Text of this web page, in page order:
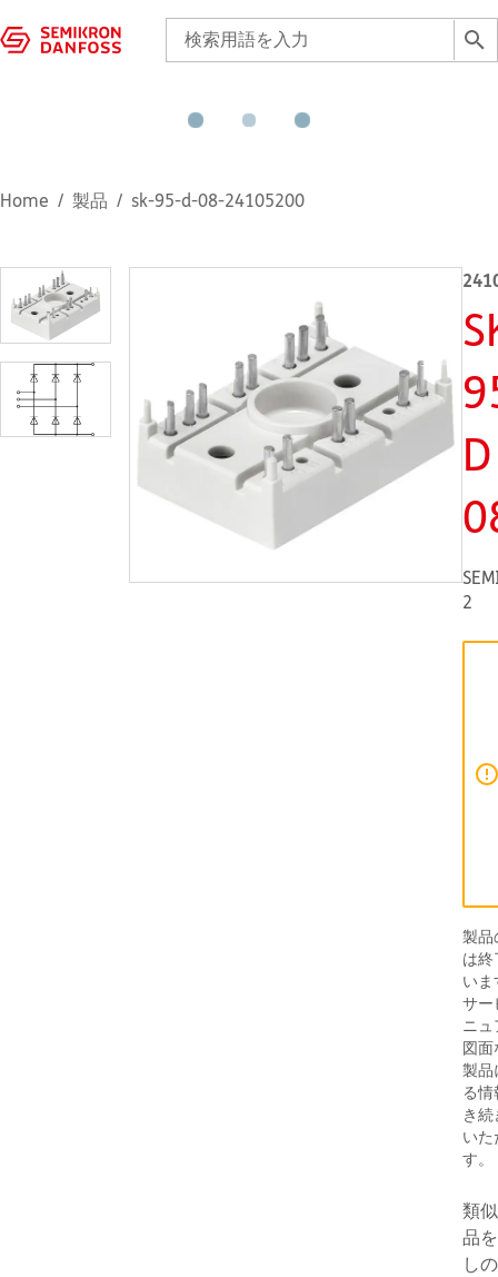
Home 製品 sk-95-d-08-24105200
D
2
製品
は
い
サー
ニ
図
製品
る
き
い
す。
類
品
し